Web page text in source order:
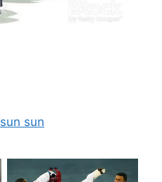
sun sun